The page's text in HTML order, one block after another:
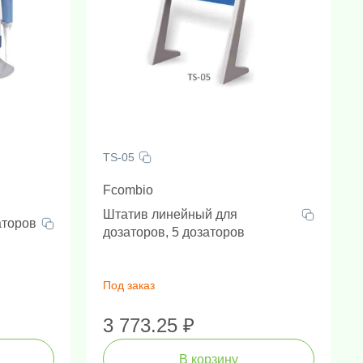
TS-05
Fcombio
Штатив линейный для
дозаторов, 5 дозаторов
Под заказ
3 773.25 ₽
В корзину